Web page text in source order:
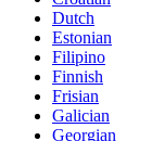
Dutch
Estonian
Filipino
Finnish
Frisian
Galician
Georgian